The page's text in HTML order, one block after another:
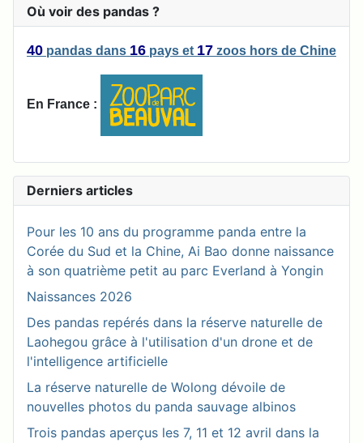
Où voir des pandas ?
40 pandas dans 16 pays et 17 zoos hors de Chine
En France :
Derniers articles
Pour les 10 ans du programme panda entre la
Corée du Sud et la Chine, Ai Bao donne naissance
à son quatrième petit au parc Everland à Yongin
Naissances 2026
Des pandas repérés dans la réserve naturelle de
Laohegou grâce à l'utilisation d'un drone et de
l'intelligence artificielle
La réserve naturelle de Wolong dévoile de
nouvelles photos du panda sauvage albinos
Trois pandas aperçus les 7, 11 et 12 avril dans la